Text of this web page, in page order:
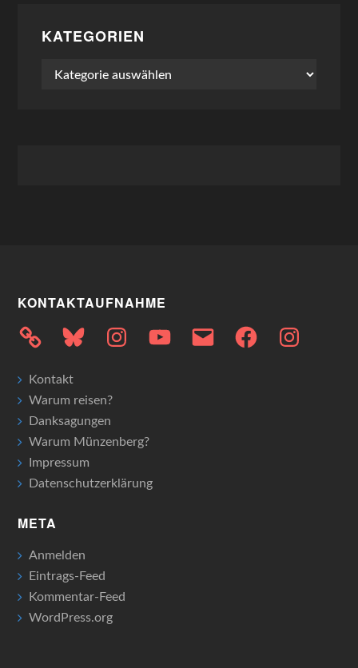
KATEGORIEN
Kategorien
KONTAKTAUFNAHME
Bluesky InstagramYouTubeE-
Mail
FacebookInstagram
Kontakt
Warum reisen?
Danksagungen
Warum Münzenberg?
Impressum
Datenschutzerklärung
META
Anmelden
Eintrags-Feed
Kommentar-Feed
WordPress.org